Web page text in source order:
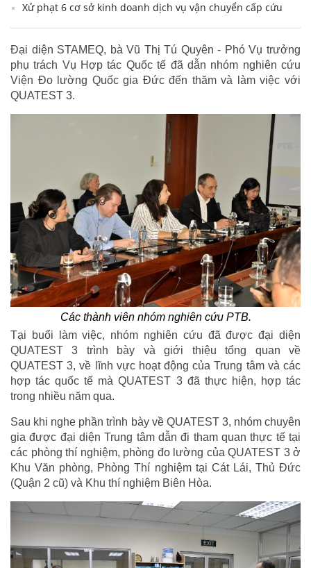
Xử phạt 6 cơ sở kinh doanh dịch vụ vận chuyển cấp cứu
Đại diện STAMEQ, bà Vũ Thị Tú Quyên - Phó Vụ trưởng
phụ trách Vụ Hợp tác Quốc tế đã dẫn nhóm nghiên cứu
Viện Đo lường Quốc gia Đức đến thăm và làm việc với
QUATEST 3.
Các thành viên nhóm nghiên cứu PTB.
Tại buổi làm việc, nhóm nghiên cứu đã được đại diện
QUATEST 3 trình bày và giới thiệu tổng quan về
QUATEST 3, về lĩnh vực hoạt động của Trung tâm và các
hợp tác quốc tế mà QUATEST 3 đã thực hiện, hợp tác
trong nhiều năm qua.
Sau khi nghe phần trình bày về QUATEST 3, nhóm chuyên
gia được đại diện Trung tâm dẫn đi tham quan thực tế tại
các phòng thí nghiệm, phòng đo lường của QUATEST 3 ở
Khu Văn phòng, Phòng Thí nghiệm tại Cát Lái, Thủ Đức
(Quận 2 cũ) và Khu thí nghiệm Biên Hòa.